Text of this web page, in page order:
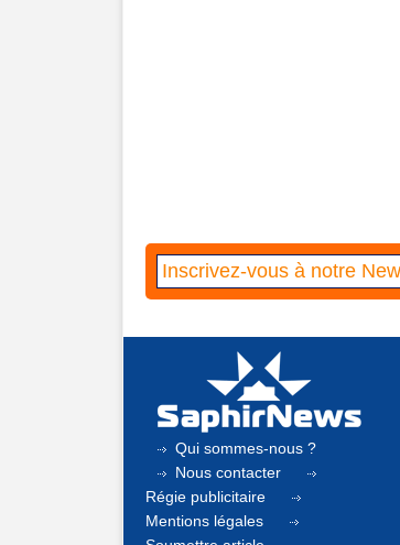
Qui sommes-nous ?
Nous contacter
Régie publicitaire
Mentions légales